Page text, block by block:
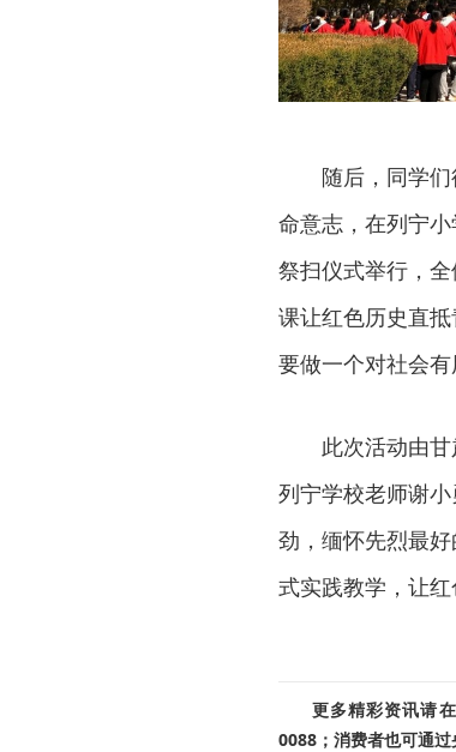
随后，同学
命意志，在列宁
祭扫仪式举行，
课让红色历史直
要做一个对社会有
此次活动由
列宁学校老师谢
劲，缅怀先烈最
式实践教学，让
更多精彩资讯请
0088；消费者也可通过